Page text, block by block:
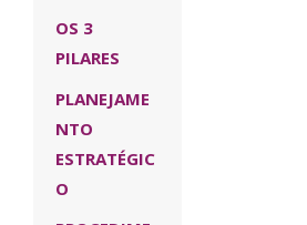
OS 3
PILARES
PLANEJAME
NTO
ESTRATÉGIC
O